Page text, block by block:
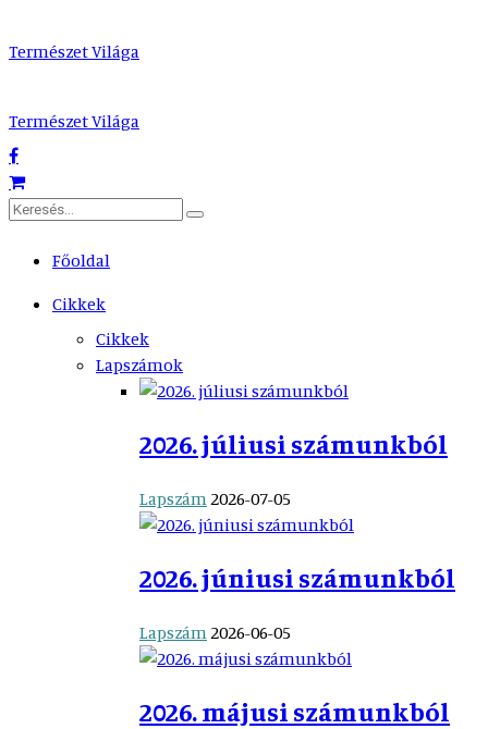
Természet Világa
Természet Világa
Főoldal
Cikkek
Cikkek
Lapszámok
2026. júliusi számunkból
Lapszám 2026-07-05
2026. júniusi számunkból
Lapszám 2026-06-05
2026. májusi számunkból